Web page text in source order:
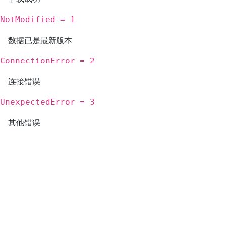
NotModified = 1
数据已是最新版本
ConnectionError = 2
连接错误
UnexpectedError = 3
其他错误